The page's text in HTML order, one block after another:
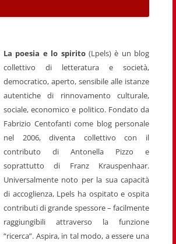
La poesia e lo spirito(Lpels) è un blog
collettivo di letteratura e società,
democratico, aperto, sensibile alle istanze
autentiche di rinnovamento culturale,
sociale, economico e politico. Fondato da
Fabrizio Centofanti come blog personale
nel 2006, diventa collettivo con il
contributo di Antonella Pizzo e
soprattutto di Franz Krauspenhaar.
Universalmente noto per la sua capacità
di accoglienza, Lpels ha ospitato e ospita
contributi di grande spessore – facilmente
raggiungibili attraverso la funzione
“ricerca”. Aspira, in tal modo, a essere una